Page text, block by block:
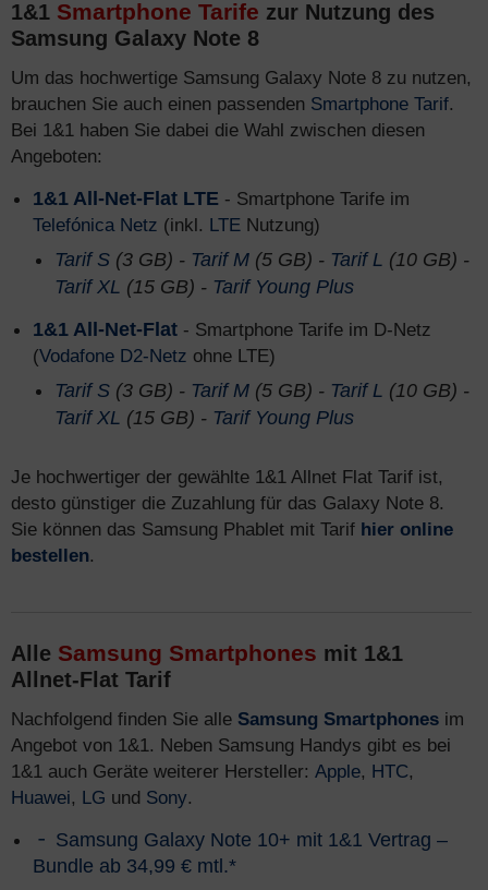
1&1 Smartphone Tarife zur Nutzung des
Samsung Galaxy Note 8
Um das hochwertige Samsung Galaxy Note 8 zu nutzen,
brauchen Sie auch einen passenden Smartphone Tarif.
Bei 1&1 haben Sie dabei die Wahl zwischen diesen
Angeboten:
1&1 All-Net-Flat LTE - Smartphone Tarife im
Telefónica Netz (inkl. LTE Nutzung)
Tarif S (3 GB) - Tarif M (5 GB) - Tarif L (10 GB) -
Tarif XL (15 GB) - Tarif Young Plus
1&1 All-Net-Flat - Smartphone Tarife im D-Netz
(Vodafone D2-Netz ohne LTE)
Tarif S (3 GB) - Tarif M (5 GB) - Tarif L (10 GB) -
Tarif XL (15 GB) - Tarif Young Plus
Je hochwertiger der gewählte 1&1 Allnet Flat Tarif ist,
desto günstiger die Zuzahlung für das Galaxy Note 8.
Sie können das Samsung Phablet mit Tarif hier online
bestellen.
Alle Samsung Smartphones mit 1&1
Allnet-Flat Tarif
Nachfolgend finden Sie alle Samsung Smartphones im
Angebot von 1&1. Neben Samsung Handys gibt es bei
1&1 auch Geräte weiterer Hersteller: Apple, HTC,
Huawei, LG und Sony.
Samsung Galaxy Note 10+ mit 1&1 Vertrag –
Bundle ab 34,99 € mtl.*